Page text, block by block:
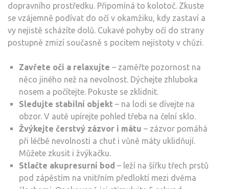
dopravního prostředku. Připomíná to kolotoč. Zkuste
se vzájemně podívat do očí v okamžiku, kdy zastaví a
vy nejistě scházíte dolů. Cukavé pohyby očí do strany
postupně zmizí současně s pocitem nejistoty v chůzi.
Zavřete oči a relaxujte – zaměřte pozornost na
něco jiného než na nevolnost. Dýchejte zhluboka
nosem a počítejte. Pokuste se zklidnit.
Sledujte stabilní objekt – na lodi se dívejte na
obzor. V autě upírejte pohled třeba na čelní sklo.
Žvýkejte čerstvý zázvor i mátu – zázvor pomáhá
při léčbě nevolnosti a chuť i vůně máty uklidňují.
Můžete zkusit i žvýkačku.
Stlačte akupresurní bod – leží na šířku třech prstů
pod zápěstím na vnitřním předloktí mezi dvěma